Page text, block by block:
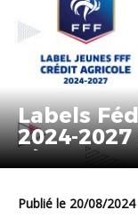
Labels
2024-
Publié le 20/08/2024